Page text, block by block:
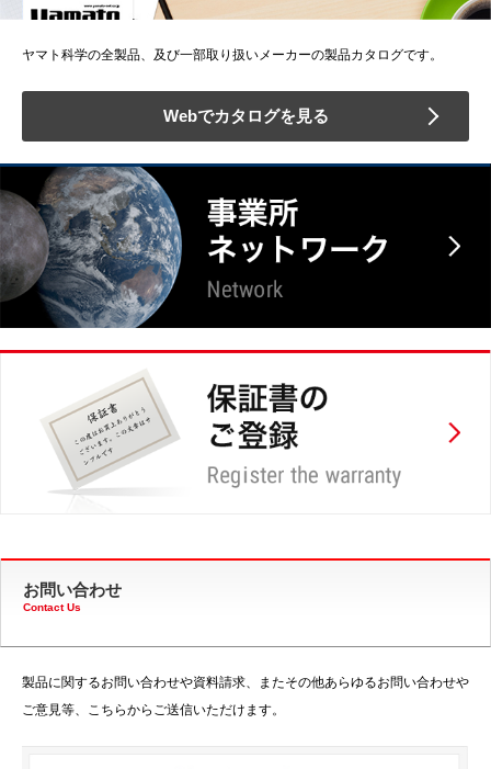
ヤマト科学の全製品、及び一部取り扱いメーカーの製品カタログです。
Webでカタログを見る
お問い合わせ
Contact Us
製品に関するお問い合わせや資料請求、またその他あらゆるお問い合わせや
ご意見等、こちらからご送信いただけます。